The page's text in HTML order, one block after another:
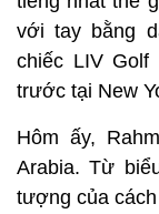
với tay bằng
chiếc LIV Golf
trước tại New
Hôm ấy,
Arabia. Từ
tượng của